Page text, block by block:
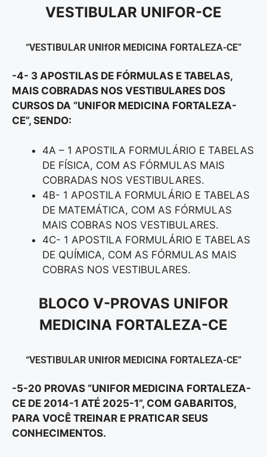
VESTIBULAR UNIFOR-CE
“VESTIBULAR UNIfOR MEDICINA FORTALEZA-CE”
-4- 3 APOSTILAS DE FÓRMULAS E TABELAS,
MAIS COBRADAS NOS VESTIBULARES DOS
CURSOS DA “UNIFOR MEDICINA FORTALEZA-
CE”, SENDO:
4A – 1 APOSTILA FORMULÁRIO E TABELAS
DE FÍSICA, COM AS FÓRMULAS MAIS
COBRADAS NOS VESTIBULARES.
4B- 1 APOSTILA FORMULÁRIO E TABELAS
DE MATEMÁTICA, COM AS FÓRMULAS
MAIS COBRAS NOS VESTIBULARES.
4C- 1 APOSTILA FORMULÁRIO E TABELAS
DE QUÍMICA, COM AS FÓRMULAS MAIS
COBRAS NOS VESTIBULARES.
BLOCO V-PROVAS UNIFOR
MEDICINA FORTALEZA-CE
“VESTIBULAR UNIfOR MEDICINA FORTALEZA-CE”
-5-20 PROVAS “UNIFOR MEDICINA FORTALEZA-
CE DE 2014-1 ATÉ 2025-1”, COM GABARITOS,
PARA VOCÊ TREINAR E PRATICAR SEUS
CONHECIMENTOS.